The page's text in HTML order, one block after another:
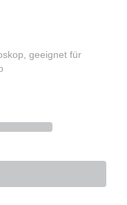
geeignet für